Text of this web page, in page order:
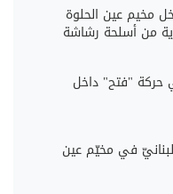
داخل مخيم عين الحلوة
من أسلحة رشاشة
حركة "فتح" داخل
في مخيّم عين